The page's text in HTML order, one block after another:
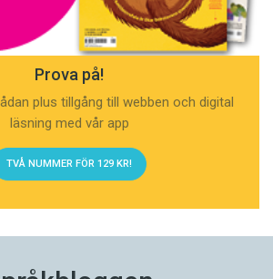
Prova på!
plus tillgång till webben och digital
läsning med vår app
TVÅ NUMMER FÖR 129 KR!